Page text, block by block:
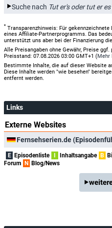
Suche nach Tut er's oder tut er
* Transparenzhinweis: Für
eines Affiliate-Partnerprogramms. Das
unterstützt uns aber bei der Finanzierung
Alle Preisangaben ohne Gewähr, Preise
Preisstand: 07.08.2026 03:00 GMT+1 (Mehr
Bestimmte Inhalte, die auf dieser Website
Diese Inhalte werden "wie besehen"
entfernt werden.
Links
Externe Websites
Fernsehserien.de
E Episodenliste Inhaltsangabe B
Forum
N Blog/News